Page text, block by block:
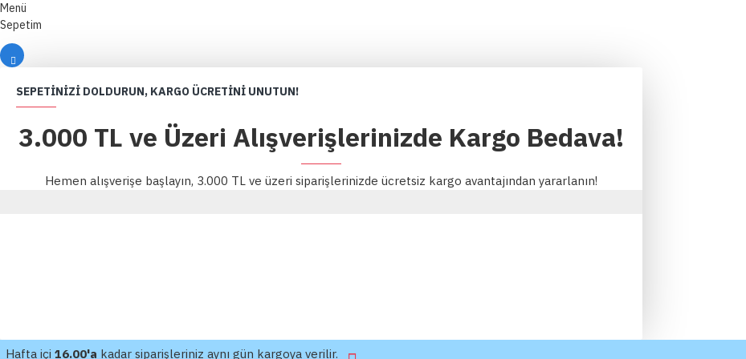
Menü
Sepetim
SEPETINIZI DOLDURUN, KARGO ÜCRETINI UNUTUN!
3.000 TL ve Üzeri Alışverişlerinizde Kargo Bedava!
Hemen alışverişe başlayın, 3.000 TL ve üzeri siparişlerinizde ücretsiz kargo avantajından yararlanın!
Hafta içi 16.00'a kadar siparişleriniz aynı gün kargoya verilir.